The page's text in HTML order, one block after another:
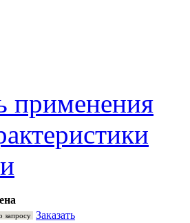
применения
запросу Заказать